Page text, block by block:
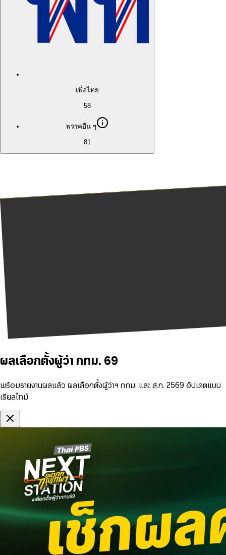
เพื่อไทย
58
พรรคอื่น ๆ
81
ผลเลือกตั้งผู้ว่า กทม. 69
พร้อมรายงานผลแล้ว ผลเลือกตั้งผู้ว่าฯ กทม. และ ส.ก. 2569 อัปเดตแบบ
เรียลไทม์